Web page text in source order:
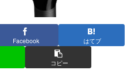
Facebook はてブ
コピー